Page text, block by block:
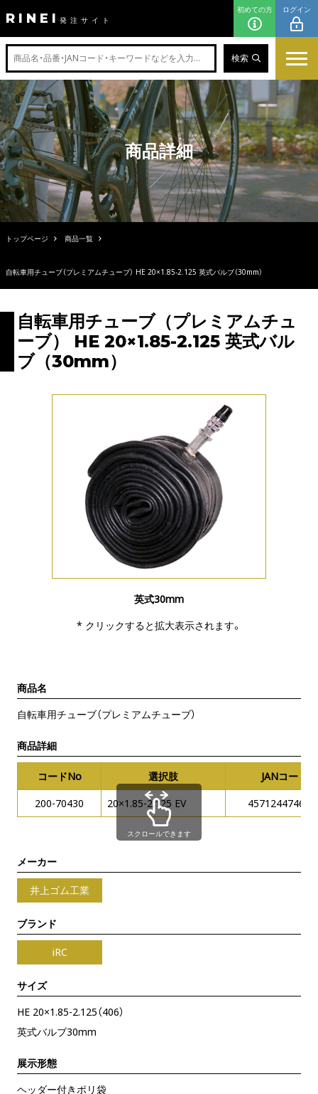
RINEI 発注サイト
初めての方 ログイン
検索
商品詳細
トップページ 商品一覧
自転車用チューブ（プレミアムチューブ） HE 20×1.85-2.125 英式バルブ（30mm）
自転車用チューブ（プレミアムチュ
ーブ） HE 20×1.85-2.125 英式バル
ブ（30mm）
英式30mm
* クリックすると拡大表示されます。
商品名
自転車用チューブ（プレミアムチューブ）
商品詳細
コードNo 選択肢
JANコード
200-70430
20×1.85-2.125 EV
スクロールできます
メーカー
井上ゴム工業
ブランド
iRC
サイズ
HE 20×1.85-2.125（406）
英式バルブ30mm
展示形態
ヘッダー付きポリ袋